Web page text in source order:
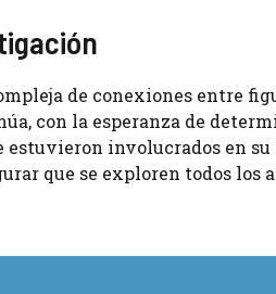
de conexiones entre
con la esperanza de
involucrados en
que se exploren todos